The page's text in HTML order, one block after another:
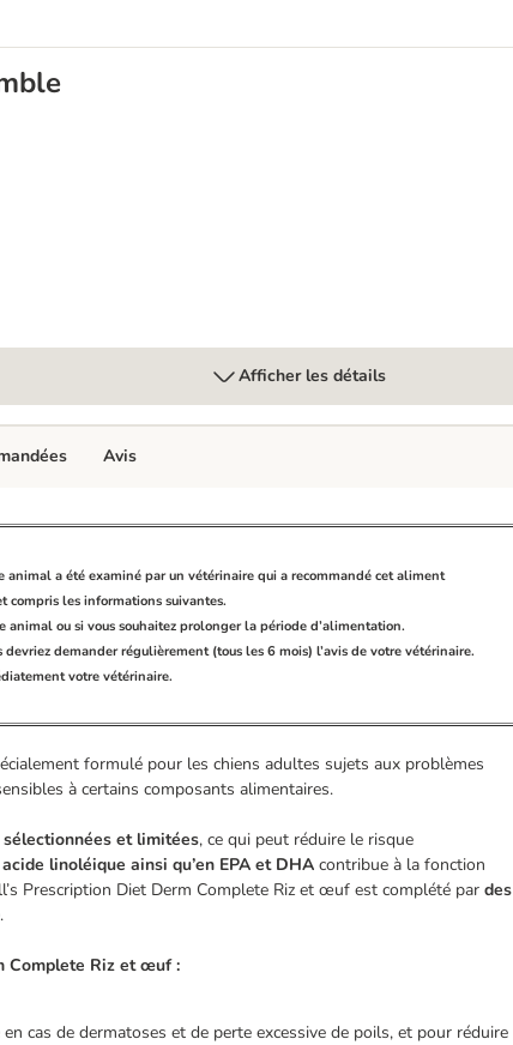
chien
Afficher les détails
a été examiné par un vétérinaire qui a recommandé cet aliment
compris les informations suivantes.
ou si vous souhaitez prolonger la période d’alimentation.
demander régulièrement (tous les 6 mois) l’avis de votre vétérinaire.
votre vétérinaire.
formulé pour les chiens adultes sujets aux problèmes
à certains composants alimentaires.
et limitées, ce qui peut réduire le risque
acide linoléique ainsi qu’en EPA et DHA contribue à la fonction
Prescription Diet Derm Complete Riz et œuf est complété par des
Complete Riz et œuf :
cas de dermatoses et de perte excessive de poils, et pour réduire
Avis